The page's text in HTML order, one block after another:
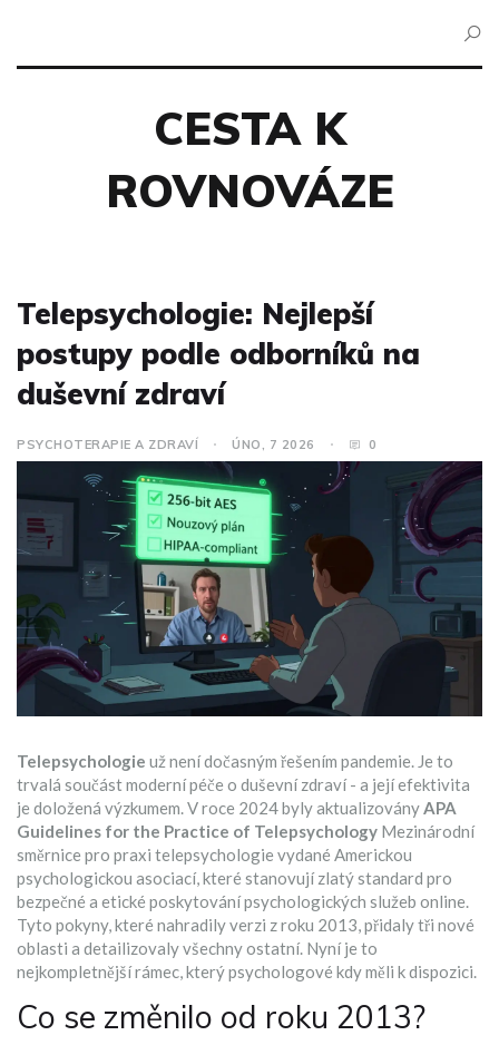
CESTA K
ROVNOVÁZE
Telepsychologie: Nejlepší
postupy podle odborníků na
duševní zdraví
PSYCHOTERAPIE A ZDRAVÍ ÚNO, 7 2026 0
Telepsychologie už není dočasným řešením pandemie. Je to
trvalá součást moderní péče o duševní zdraví - a její efektivita
je doložená výzkumem. V roce 2024 byly aktualizoványAPA
Guidelines for the Practice of Telepsychology Mezinárodní
směrnice pro praxi telepsychologie vydané Americkou
psychologickou asociací, které stanovují zlatý standard pro
bezpečné a etické poskytování psychologických služeb online.
Tyto pokyny, které nahradily verzi z roku 2013, přidaly tři nové
oblasti a detailizovaly všechny ostatní. Nyní je to
nejkompletnější rámec, který psychologové kdy měli k dispozici.
Co se změnilo od roku 2013?